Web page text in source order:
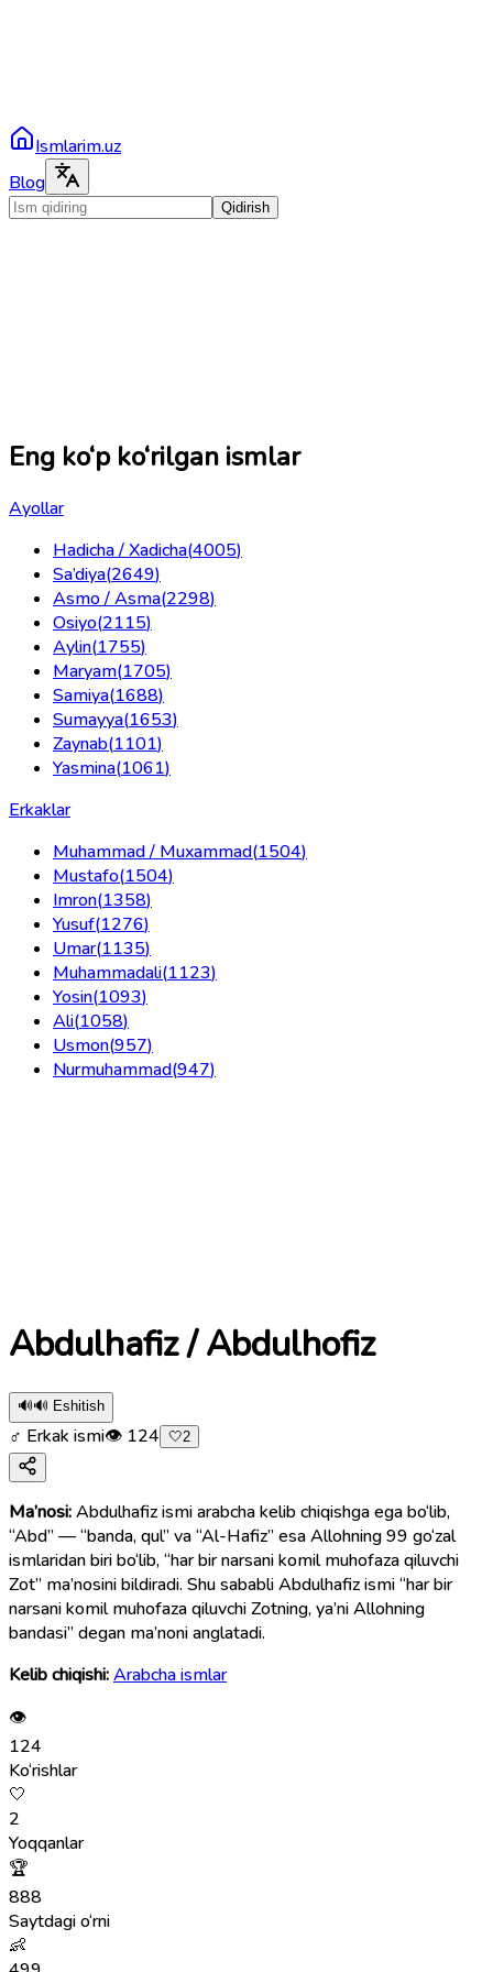
Ismlarim.uz
Blog
Qidirish
Eng ko‘p ko‘rilgan ismlar
Ayollar
Hadicha / Xadicha(4005)
Sa’diya(2649)
Asmo / Asma(2298)
Osiyo(2115)
Aylin(1755)
Maryam(1705)
Samiya(1688)
Sumayya(1653)
Zaynab(1101)
Yasmina(1061)
Erkaklar
Muhammad / Muxammad(1504)
Mustafo(1504)
Imron(1358)
Yusuf(1276)
Umar(1135)
Muhammadali(1123)
Yosin(1093)
Ali(1058)
Usmon(957)
Nurmuhammad(947)
Abdulhafiz / Abdulhofiz
🔊🔊 Eshitish
♂ Erkak ismi👁 124 🤍2
Ma’nosi:Abdulhafiz ismi arabcha kelib chiqishga ega bo‘lib,
“Abd” — “banda, qul” va “Al-Hafiz” esa Allohning 99 go‘zal
ismlaridan biri bo‘lib, “har bir narsani komil muhofaza qiluvchi
Zot” ma’nosini bildiradi. Shu sababli Abdulhafiz ismi “har bir
narsani komil muhofaza qiluvchi Zotning, ya’ni Allohning
bandasi” degan ma’noni anglatadi.
Kelib chiqishi:Arabcha ismlar
👁
124
Ko‘rishlar
🤍
2
Yoqqanlar
🏆
888
Saytdagi o‘rni
👶